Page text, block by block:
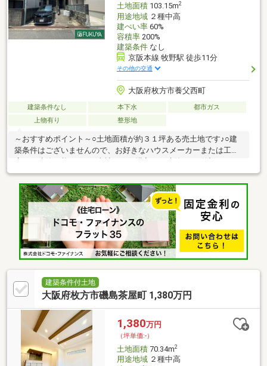
土地面積103.15m2
用途地域２種中高
建ぺい率60%
容積率200%
建築条件なし
京阪本線 牧野駅 徒歩11分
その他の交通
大阪府枚方市養父西町
建築条件なし 本下水
都市ガス
上物有り
整形地
～おすすめポイント～○土地面積が約３１坪ある売土地です♪○建
築条件はございませんので、お好きなハウスメーカーまたは工務
店にて建築可能です。○当社ではご購入から建築・お引渡しまで
一貫してお任せいただけます。 お客様が思い描くプランや理想
へのアドバイスをプロ目線からご提案致します！ また、万が一
トラブルが起きた際は迅速に対応ができ、安心していただけま
す。○近隣には、商業施設が複数あり、生活に便利な住環境で
す。 また、小学校・中学校が徒歩圏内にあり、無理なく通えま
す。○交通は京阪本線「牧野」駅まで徒歩１１分♪
建築条件付土地
大阪府枚方市磯島茶屋町 1,380万円
1,380万円
（坪単価:-）
土地面積70.34m2
用途地域２種中高